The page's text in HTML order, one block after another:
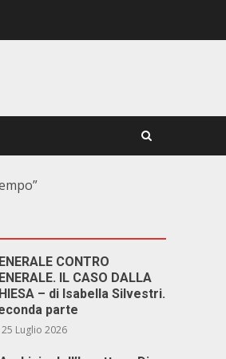
CONTRO
IL CASO DALLA
– di Isabella Silvestri.
parte
25 Luglio 2026